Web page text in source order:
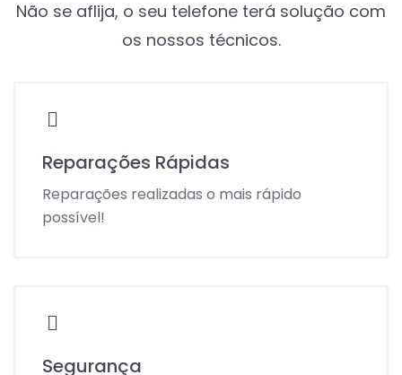
Não se aflija, o seu telefone terá solução com
os nossos técnicos.
Reparações Rápidas
Reparações realizadas o mais rápido
possível!
Segurança